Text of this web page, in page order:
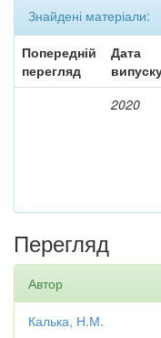
Знайдені матеріали:
Попередній
перегляд
Дата
2020
Перегляд
Автор
Калька, Н.М.